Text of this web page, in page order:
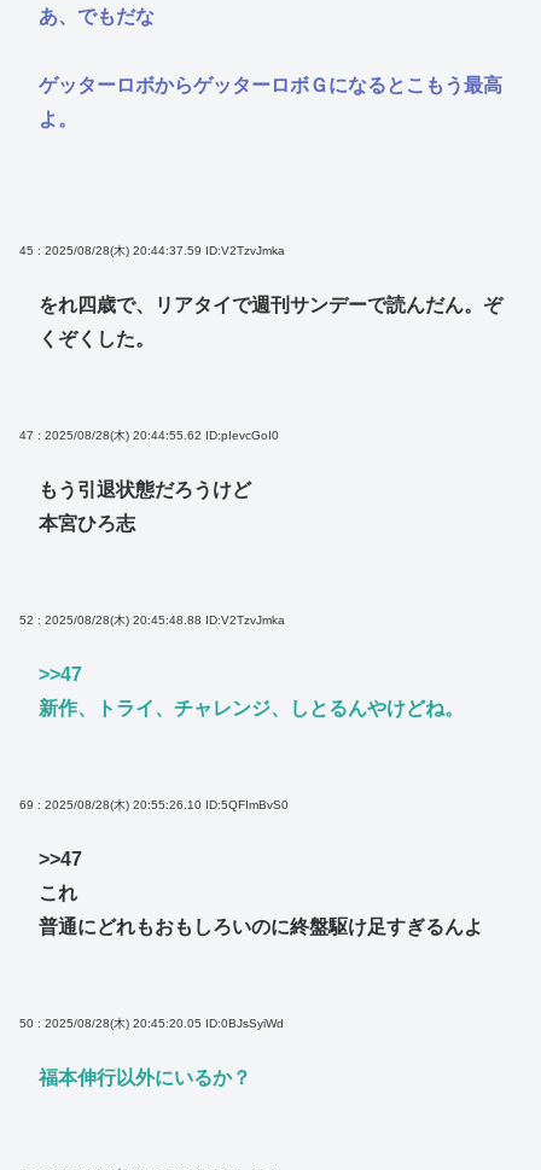
あ、でもだな
ゲッターロボからゲッターロボＧになるとこもう最高
よ。
45 : 2025/08/28(木) 20:44:37.59 ID:V2TzvJmka
をれ四歳で、リアタイで週刊サンデーで読んだん。ぞ
くぞくした。
47 : 2025/08/28(木) 20:44:55.62 ID:pIevcGoI0
もう引退状態だろうけど
本宮ひろ志
52 : 2025/08/28(木) 20:45:48.88 ID:V2TzvJmka
>>47
新作、トライ、チャレンジ、しとるんやけどね。
69 : 2025/08/28(木) 20:55:26.10 ID:5QFImBvS0
>>47
これ
普通にどれもおもしろいのに終盤駆け足すぎるんよ
50 : 2025/08/28(木) 20:45:20.05 ID:0BJsSyiWd
福本伸行以外にいるか？